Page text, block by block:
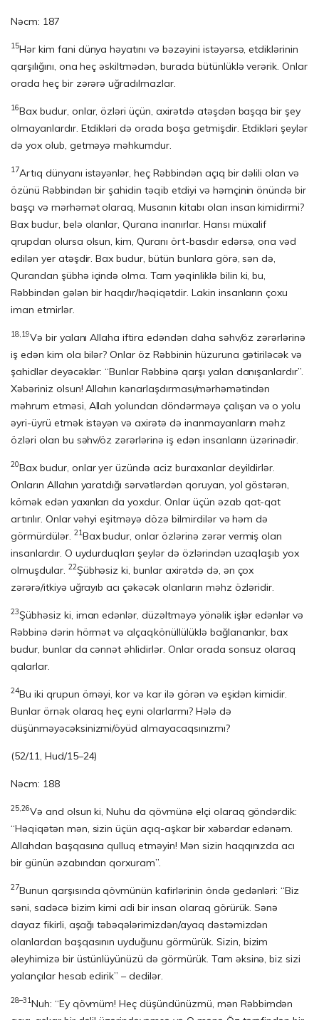
Nəcm: 187
15Hər kim fani dünya həyatını və bəzəyini istəyərsə, etdiklərinin
qarşılığını, ona heç əskiltmədən, burada bütünlüklə verərik. Onlar
orada heç bir zərərə uğradıl­maz­lar.
16Bax budur, onlar, özləri üçün, axirətdə atəşdən başqa bir şey
olmayanlardır. Et­dik­ləri də orada boşa getmişdir. Etdikləri şeylər
də yox olub, getməyə məhkum­dur.
17Artıq dünyanı istəyənlər, heç Rəbbindən açıq bir dəlili olan və
özünü Rəbbindən bir şahidin təqib etdiyi və həmçinin önündə bir
başçı və mərhəmət olaraq, Musanın kitabı olan insan kimidirmi?
Bax budur, belə olanlar, Qurana inanırlar. Hansı müxalif
qrupdan olursa olsun, kim, Quranı ört-basdır edərsə, ona vəd
edilən yer atəşdir. Bax budur, bütün bunlara görə, sən də,
Qurandan şübhə içində olma. Tam yəqinliklə bilin ki, bu,
Rəbbindən gələn bir haqdır/həqiqətdir. Lakin insanların çoxu
iman etmirlər.
18,19Və bir yalanı Allaha iftira edəndən daha səhv/öz zərərlərinə
iş edən kim ola bi­lər? Onlar öz Rəbbinin hüzuruna gətiriləcək və
şahidlər deyəcəklər: “Bunlar Rəbbinə qarşı yalan danışanlardır”.
Xəbəriniz olsun! Allahın kənarlaşdırması/mər­həmətindən
məhrum etməsi, Allah yolundan döndərməyə çalışan və o yolu
əyri-üyrü etmək istəyən və axirətə də inanmayanların məhz
özləri olan bu səhv/öz zərərlərinə iş edən insanların üzərinədir.
20Bax budur, onlar yer üzündə aciz buraxanlar deyildirlər.
Onların Allahın yaratdığı sərvətlərdən qo­ru­yan, yol göstərən,
kömək edən yaxınları da yoxdur. Onlar üçün əzab qat-qat
artırılır. Onlar vəhyi eşit­mə­yə dözə bilmirdilər və həm də
görmürdülər. 21Bax budur, onlar özlərinə zərər vermiş olan
insanlardır. O uydurduqları şeylər də özlərindən uzaqlaşıb yox
olmuşdular. 22Şübhəsiz ki, bunlar axirətdə də, ən çox
zərərə/itkiyə uğrayıb acı çəkəcək olanların məhz özləridir.
23Şübhəsiz ki, iman edənlər, düzəltməyə yönəlik işlər edənlər və
Rəbbinə dərin hörmət və alçaqkö­nül­lü­lüklə bağlananlar, bax
budur, bunlar da cənnət əhlidirlər. Onlar orada sonsuz olaraq
qalarlar.
24Bu iki qrupun örnəyi, kor və kar ilə görən və eşidən kimidir.
Bunlar örnək olaraq heç eyni olarlarmı? Hələ də
düşünməyəcəksinizmi/öyüd almayacaqsınızmı?
(52/11, Hud/15–24)
Nəcm: 188
25,26Və and olsun ki, Nuhu da qövmünə elçi olaraq göndərdik:
“Həqiqətən mən, sizin üçün açıq-aşkar bir xəbərdar edənəm.
Allahdan başqasına qulluq etməyin! Mən sizin haqqınızda acı
bir günün əzabından qorxuram”.
27Bunun qarşısında qövmünün kafirlərinin öndə gedənləri: “Biz
səni, sadəcə bizim kimi adi bir insan ola­­raq görürük. Sənə
dayaz fikirli, aşağı təbəqələrimizdən/ayaq dəstəmizdən
olanlardan baş­qa­sı­nın uyduğunu görmürük. Sizin, bizim
əleyhimizə bir üstünlüyünüzü də gör­mü­rük. Tam əksinə, biz sizi
yalançılar hesab edirik” – dedilər.
28–31Nuh: “Ey qövmüm! Heç düşündünüzmü, mən Rəbbimdən